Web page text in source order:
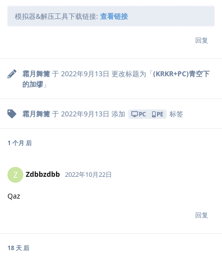
模拟器&解压工具下载链接: 查看链接
回复
霜月舞篝 于 2022年9月13日 更改标题为「(KRKR+PC)青空下
的加缪 」
霜月舞篝 于 2022年9月13日 添加 PC PE 标签
1 个月 后
Z Zdbbzdbb 2022年10月22日
Qaz
回复
18 天 后